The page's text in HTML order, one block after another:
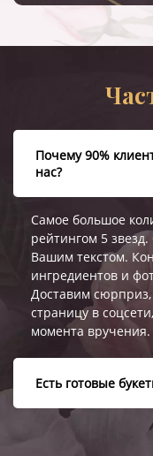
Почему 90%
нас?
Самое большое
рейтингом 5 звезд.
Вашим текстом.
ингредиентов и
Доставим сюрприз,
страницу в
момента вручения.
Есть готовые